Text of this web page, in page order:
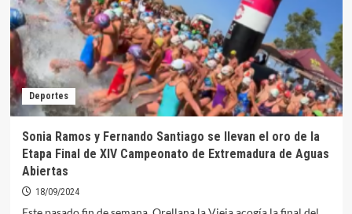
fin
de
semana
la
30ª
Gimnastrada
de
Deportes
Sonia Ramos y Fernando Santiago se llevan el oro de la
Etapa Final de XIV Campeonato de Extremadura de Aguas
Abiertas
18/09/2024